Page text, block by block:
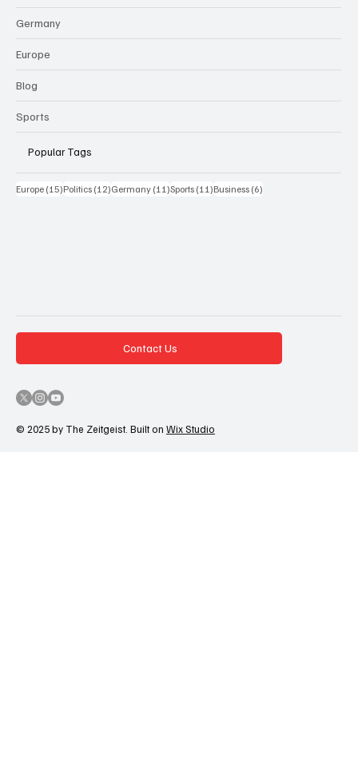
Germany
Europe
Blog
Sports
Popular Tags
Europe (15)15 Beiträge
Politics (12)12 Beiträge
Germany (11)11 Beiträge
Sports (11)11 Beiträge
Business (6)
© 2025 by The Zeitgeist. Built on Wix Studio
Contact Us